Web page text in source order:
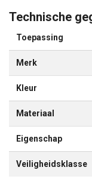
Technische
Toepassing
Merk
Kleur
Materiaal
Eigenschap
Veiligheidsklasse